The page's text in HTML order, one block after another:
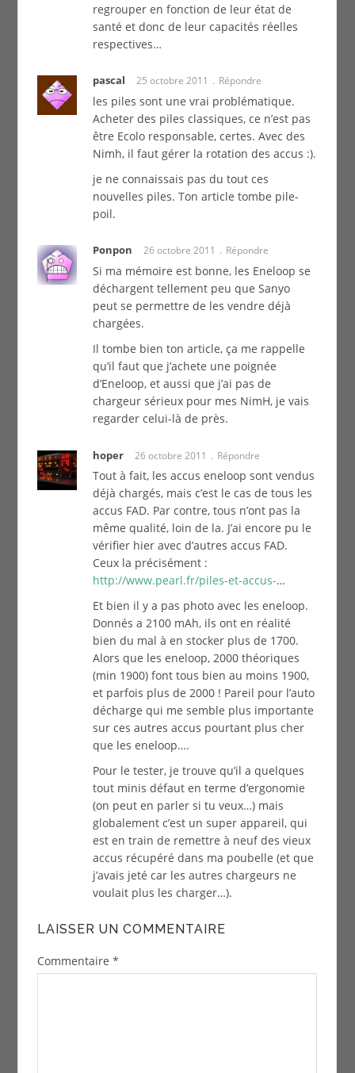
regrouper en fonction de leur état de
santé et donc de leur capacités réelles
respectives…
pascal 25 octobre 2011 Répondre
les piles sont une vrai problématique.
Acheter des piles classiques, ce n’est pas
être Ecolo responsable, certes. Avec des
Nimh, il faut gérer la rotation des accus :).
je ne connaissais pas du tout ces
nouvelles piles. Ton article tombe pile-
poil.
Ponpon 26 octobre 2011 Répondre
Si ma mémoire est bonne, les Eneloop se
déchargent tellement peu que Sanyo
peut se permettre de les vendre déjà
chargées.
Il tombe bien ton article, ça me rappelle
qu’il faut que j’achete une poignée
d’Eneloop, et aussi que j’ai pas de
chargeur sérieux pour mes NimH, je vais
regarder celui-là de près.
hoper 26 octobre 2011 Répondre
Tout à fait, les accus eneloop sont vendus
déjà chargés, mais c’est le cas de tous les
accus FAD. Par contre, tous n’ont pas la
même qualité, loin de la. J’ai encore pu le
vérifier hier avec d’autres accus FAD.
Ceux la précisément :
http://www.pearl.fr/piles-et-accus-…
Et bien il y a pas photo avec les eneloop.
Donnés a 2100 mAh, ils ont en réalité
bien du mal à en stocker plus de 1700.
Alors que les eneloop, 2000 théoriques
(min 1900) font tous bien au moins 1900,
et parfois plus de 2000 ! Pareil pour l’auto
décharge qui me semble plus importante
sur ces autres accus pourtant plus cher
que les eneloop….
Pour le tester, je trouve qu’il a quelques
tout minis défaut en terme d’ergonomie
(on peut en parler si tu veux…) mais
globalement c’est un super appareil, qui
est en train de remettre à neuf des vieux
accus récupéré dans ma poubelle (et que
j’avais jeté car les autres chargeurs ne
voulait plus les charger…).
LAISSER UN COMMENTAIRE
Commentaire *